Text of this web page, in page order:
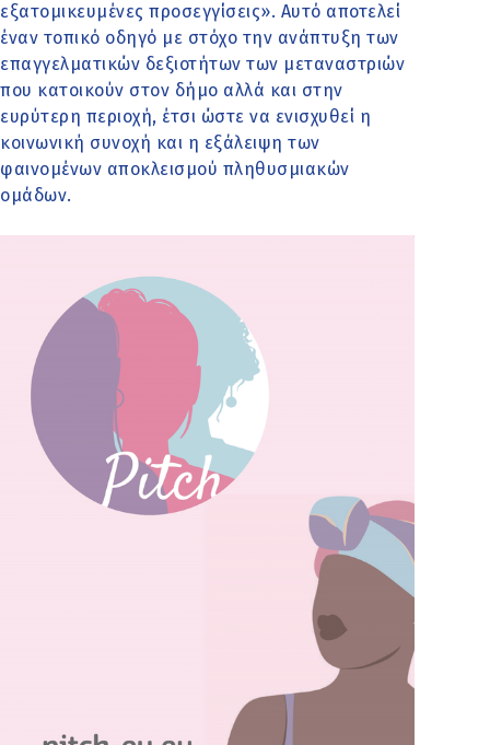
εξατομικευμένες προσεγγίσεις». Αυτό αποτελεί
έναν τοπικό οδηγό με στόχο την ανάπτυξη των
επαγγελματικών δεξιοτήτων των μεταναστριών
που κατοικούν στον δήμο αλλά και στην
ευρύτερη περιοχή, έτσι ώστε να ενισχυθεί η
κοινωνική συνοχή και η εξάλειψη των
φαινομένων αποκλεισμού πληθυσμιακών
ομάδων.